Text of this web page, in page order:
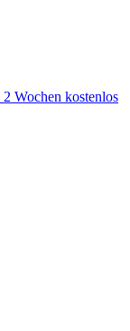
2 Wochen kostenlos